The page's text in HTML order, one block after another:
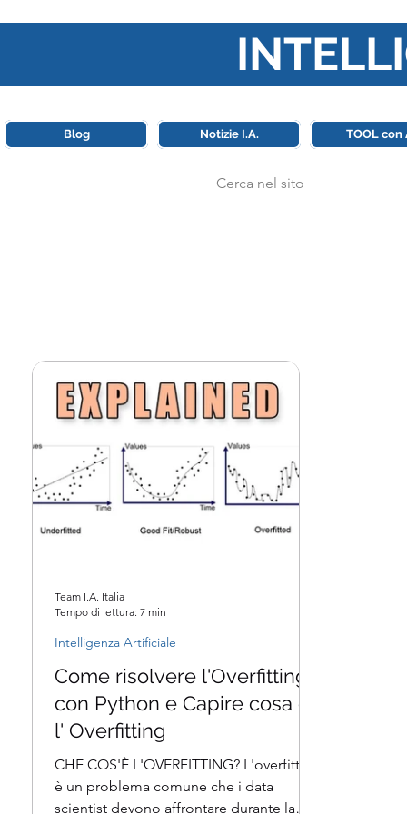
Blog Notizie I.A. TOOL con
Come risolvere l'Overfitting
con Python e Capire cosa è
l' Overfitting
CHE COS'È L'OVERFITTING? L'overfitting
è un problema comune che i data
scientist devono affrontare durante la
Intelligenza Artificiale
Team I.A. Italia
Tempo di lettura: 7 min